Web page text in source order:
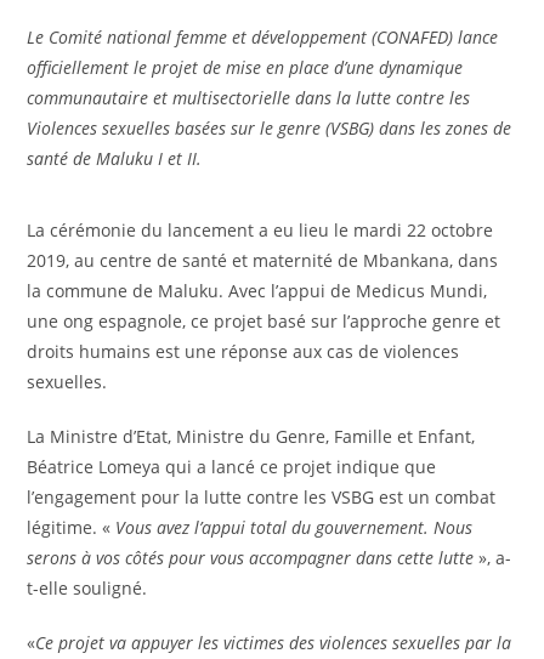
Le Comité national femme et développement (CONAFED) lance
officiellement le projet de mise en place d’une dynamique
communautaire et multisectorielle dans la lutte contre les
Violences sexuelles basées sur le genre (VSBG) dans les zones de
santé de Maluku I et II.
La cérémonie du lancement a eu lieu le mardi 22 octobre
2019, au centre de santé et maternité de Mbankana, dans
la commune de Maluku. Avec l’appui de Medicus Mundi,
une ong espagnole, ce projet basé sur l’approche genre et
droits humains est une réponse aux cas de violences
sexuelles.
La Ministre d’Etat, Ministre du Genre, Famille et Enfant,
Béatrice Lomeya qui a lancé ce projet indique que
l’engagement pour la lutte contre les VSBG est un combat
légitime. « Vous avez l’appui total du gouvernement. Nous
serons à vos côtés pour vous accompagner dans cette lutte », a-
t-elle souligné.
«Ce projet va appuyer les victimes des violences sexuelles par la